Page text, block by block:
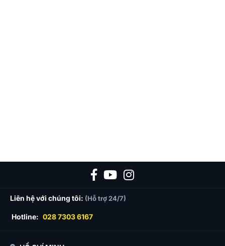
Liên hệ với chúng tôi: (Hỗ trợ 24/7)
Hotline: 028 7303 6167